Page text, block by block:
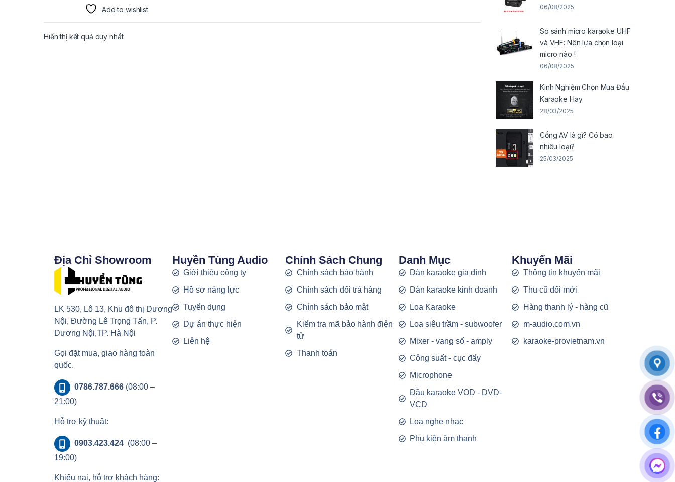
Add to wishlist
Hiển thị kết quả duy nhất
06/08/2025
So sánh micro karaoke UHF
và VHF: Nên lựa chọn loại
micro nào !
06/08/2025
Kinh Nghiệm Chọn Mua Đầu
Karaoke Hay
28/03/2025
Cổng AV là gì? Có bao
nhiêu loại?
25/03/2025
Địa Chỉ Showroom
LK 530, Lô 13, Khu đô thị Dương
Nội, Đường Lê Trọng Tấn, P.
Dương Nội,TP. Hà Nội
Gọi đặt mua, giao hàng toàn
quốc.
0786.787.666(08:00 –
21:00)
Hỗ trợ kỹ thuật:
0903.423.424 (08:00 –
19:00)
Khiếu nại, hỗ trợ khách hàng:
Huyền Tùng Audio
Giới thiệu công ty
Hồ sơ năng lực
Tuyển dụng
Dự án thực hiện
Liên hệ
Chính Sách Chung
Chính sách bảo hành
Chính sách đổi trả hàng
Chính sách bảo mật
Kiểm tra mã bảo hành điện
tử
Thanh toán
Danh Mục
Dàn karaoke gia đình
Dàn karaoke kinh doanh
Loa Karaoke
Loa siêu trầm - subwoofer
Mixer - vang số - amply
Công suất - cục đẩy
Microphone
Đầu karaoke VOD - DVD-
VCD
Loa nghe nhạc
Phụ kiện âm thanh
Khuyến Mãi
Thông tin khuyến mãi
Thu cũ đổi mới
Hàng thanh lý - hàng cũ
m-audio.com.vn
karaoke-provietnam.vn